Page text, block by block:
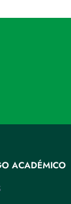
ACADÉMICO